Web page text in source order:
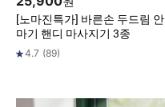
[노마진특가] 바른손 두드림 안
마기 핸디 마사지기 3종
4.7 (89)